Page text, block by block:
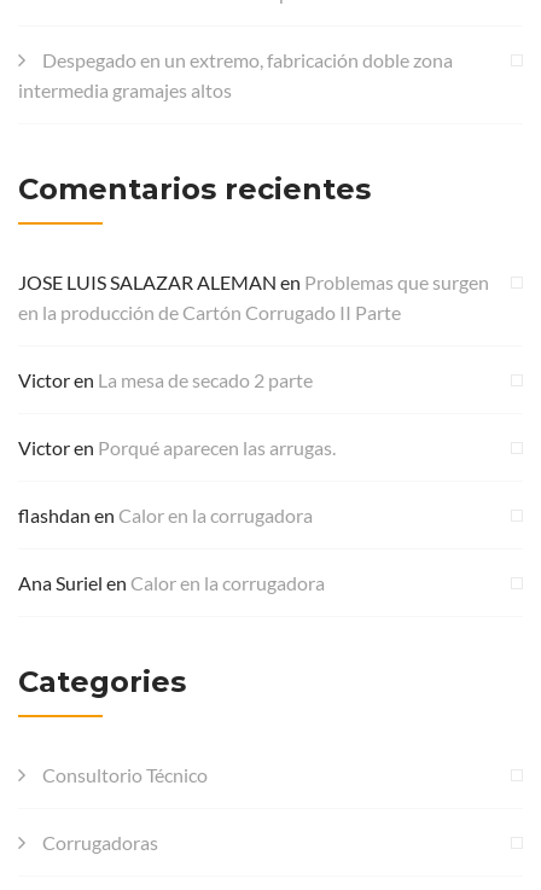
Despegado en un extremo, fabricación doble zona
intermedia gramajes altos
Comentarios recientes
JOSE LUIS SALAZAR ALEMAN en Problemas que surgen
en la producción de Cartón Corrugado II Parte
Victoren La mesa de secado 2 parte
Victoren Porqué aparecen las arrugas.
flashdan en Calor en la corrugadora
Ana Suriel en Calor en la corrugadora
Categories
Consultorio Técnico
Corrugadoras